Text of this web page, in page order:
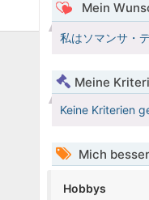
Mein
私はソマンサ・
Meine
Keine Kriterien
Mich
Hobbys